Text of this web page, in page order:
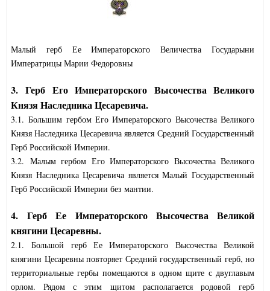
Малый герб Ее Императорского Величества Государыни
Императрицы Марии Федоровны
3. Герб Его Императорского Высочества Великого
Князя Наследника Цесаревича.
3.1. Большим гербом Его Императорского Высочества Великого
Князя Наследника Цесаревича является Средний Государственный
Герб Российской Империи.
3.2. Малым гербом Его Императорского Высочества Великого
Князя Наследника Цесаревича является Малый Государственный
Герб Российской Империи без мантии.
4. Герб Ее Императорского Высочества Великой
княгини Цесаревны.
2.1. Большой герб Ее Императорского Высочества Великой
княгини Цесаревны повторяет Средний государственный герб, но
территориальные гербы помещаются в одном щите с двуглавым
орлом. Рядом с этим щитом располагается родовой герб